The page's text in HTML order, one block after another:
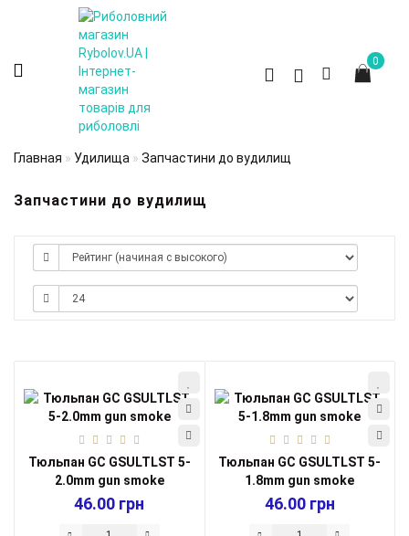
0
Главная Удилища Запчастини до вудилищ
Запчастини до вудилищ
Тюльпан GC GSULTLST 5-
2.0mm gun smoke
46.00 грн
Тюльпан GC GSULTLST 5-
1.8mm gun smoke
46.00 грн